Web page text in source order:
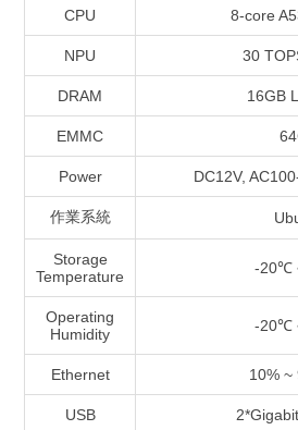
CPU 8-core
NPU 30
DRAM 16GB
EMMC
Power DC12V,
作業系統
Storage
Temperature
-20℃
Operating
Humidity
-20℃
Ethernet 10% ~
USB